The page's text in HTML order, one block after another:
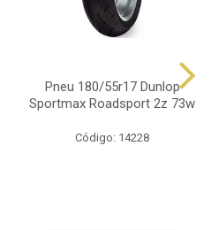
Pneu 180/55r17 Dunlop
Sportmax Roadsport 2z 73w
Código: 14228